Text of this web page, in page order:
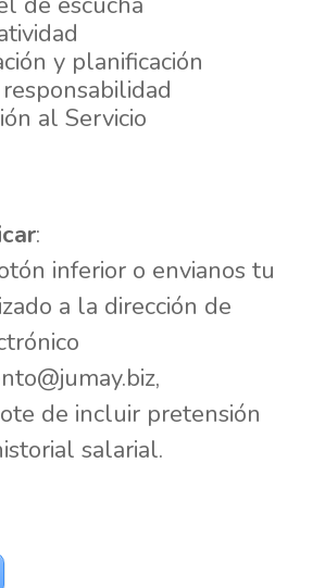
y planificación
al Servicio
:
inferior o envianos tu
a la dirección de
,
de incluir pretensión
salarial.